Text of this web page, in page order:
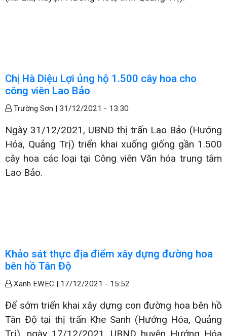
Chị Hà Diệu Lợi ủng hộ 1.500 cây hoa cho
công viên Lao Bảo
Trường Sơn | 31/12/2021 - 13:30
Ngày 31/12/2021, UBND thị trấn Lao Bảo (Hướng
Hóa, Quảng Trị) triển khai xuống giống gần 1.500
cây hoa các loại tại Công viên Văn hóa trung tâm
Lao Bảo.
Khảo sát thực địa điểm xây dựng đường hoa
bên hồ Tân Độ
Xanh EWEC | 17/12/2021 - 15:52
Để sớm triển khai xây dựng con đường hoa bên hồ
Tân Độ tại thị trấn Khe Sanh (Hướng Hóa, Quảng
Trị), ngày 17/12/2021, UBND huyện Hướng Hóa